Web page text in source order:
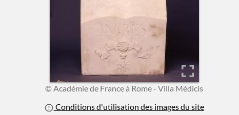
© Académie de France à Rome - Villa Médicis
Conditions d'utilisation des images du site